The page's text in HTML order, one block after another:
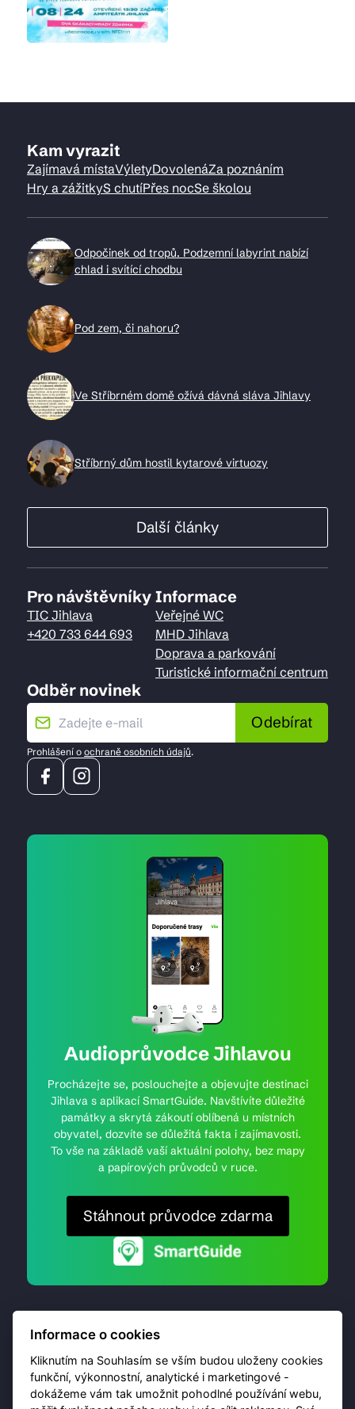
Kam vyrazit
Zajímavá místaVýletyDovolenáZa poznáním
Hry a zážitkyS chutíPřes nocSe školou
Odpočinek od tropů. Podzemní labyrint nabízí
chlad i svítící chodbu
Pod zem, či nahoru?
Ve Stříbrném domě ožívá dávná sláva Jihlavy
Stříbrný dům hostil kytarové virtuozy
Další články
Pro návštěvníky
TIC Jihlava
+420 733 644 693
Informace
Veřejné WC
MHD Jihlava
Doprava a parkování
Turistické informační centrum
Odběr novinek
Odebírat
Prohlášení o ochraně osobních údajů.
Audioprůvodce Jihlavou
Procházejte se, poslouchejte a objevujte destinaci
Jihlava s aplikací SmartGuide. Navštívíte důležité
památky a skrytá zákoutí oblíbená u místních
obyvatel, dozvíte se důležitá fakta i zajímavosti.
To vše na základě vaší aktuální polohy, bez mapy
a papírových průvodců v ruce.
Stáhnout průvodce zdarma
Informace o cookies
Kliknutím na Souhlasím se vším budou uloženy cookies
funkční, výkonnostní, analytické i marketingové -
dokážeme vám tak umožnit pohodlné používání webu,